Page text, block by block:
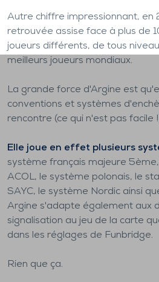
Autre chiffre impressionnant, en
retrouvée assise face à plus de
joueurs différents, de tous
meilleurs joueurs mondiaux.
La grande force d'Argine est
conventions et systèmes
rencontre (ce qui n'est pas facile
Elle joue en effet plusieurs
système français majeure
ACOL, le système polonais, le
SAYC, le système Nordic ainsi
Argine s'adapte également aux
signalisation au jeu de la carte
dans les réglages de Funbridge.
Rien que ça.